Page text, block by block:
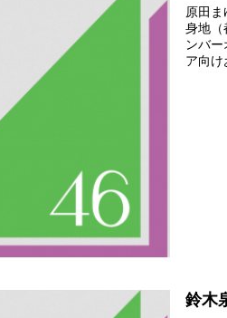
原田
身地（
ンバ
ア向
鈴木